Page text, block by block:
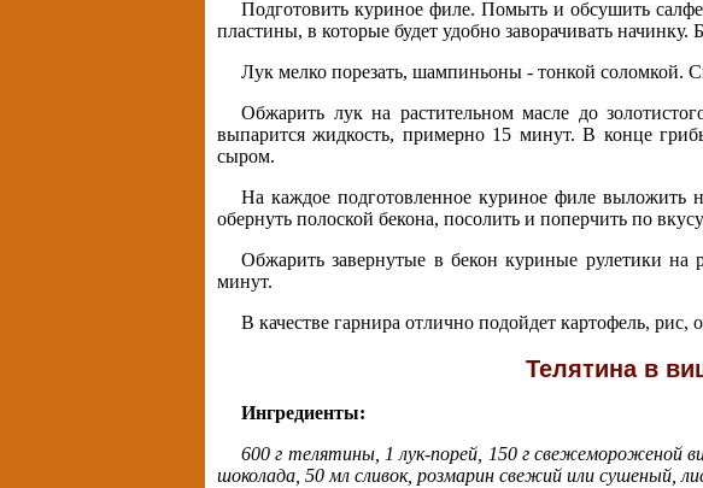
Подготовить куриное филе. Помыть и обсушить
пластины, в которые будет удобно заворачивать
Лук мелко порезать, шампиньоны - тонкой соломкой.
Обжарить лук на растительном масле до
выпарится жидкость, примерно 15 минут. В конце
сыром.
На каждое подготовленное куриное филе выложить
обернуть полоской бекона, посолить и поперчить по
Обжарить завернутые в бекон куриные рулетики на
минут.
В качестве гарнира отлично подойдет картофель, рис,
Телятина в
Ингредиенты:
600 г телятины, 1 лук-порей, 150 г свежемороженой
шоколада, 50 мл сливок, розмарин свежий или сушеный,